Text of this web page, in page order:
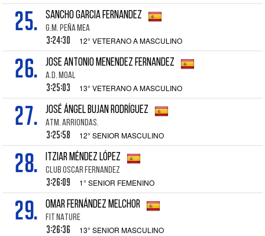
25. SANCHO GARCIA FERNANDEZ
G.M. PEÑA MEA
3:24:30 12° VETERANO A MASCULINO
26. JOSE ANTONIO MENENDEZ FERNANDEZ
A.D. MOAL
3:25:03 13° VETERANO A MASCULINO
27. JOSÉ ÁNGEL BUJAN RODRÍGUEZ
ATM. ARRIONDAS.
3:25:58 12° SENIOR MASCULINO
28. ITZIAR MÉNDEZ LÓPEZ
CLUB OSCAR FERNANDEZ
3:26:09 1° SENIOR FEMENINO
29. OMAR FERNÁNDEZ MELCHOR
FIT NATURE
3:26:36 13° SENIOR MASCULINO